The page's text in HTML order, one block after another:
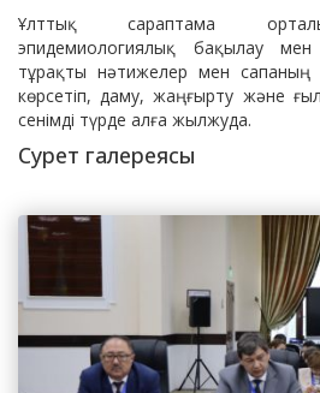
Ұлттық сараптама
эпидемиологиялық бақылау
тұрақты нәтижелер мен сапаның
көрсетіп, даму, жаңғырту және
сенімді түрде алға жылжуда.
Сурет галереясы